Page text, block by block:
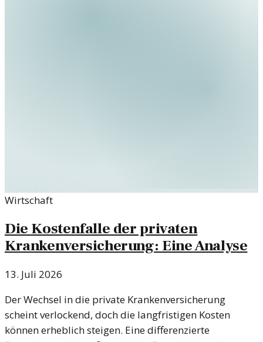
Wirtschaft
Die Kostenfalle der privaten
Krankenversicherung: Eine Analyse
13. Juli 2026
Der Wechsel in die private Krankenversicherung
scheint verlockend, doch die langfristigen Kosten
können erheblich steigen. Eine differenzierte